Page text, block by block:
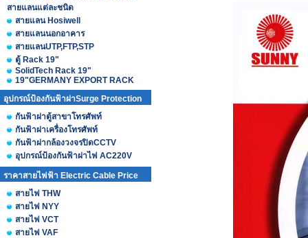
สายแลนแต่ละชนิด
สายแลน Hosiwell
สายแลนนอกอาคาร
สายแลนUTP,FTP,STP
ตู้ Rack 19"
SolidTech Rack 19"
19"GERMANY EXPORT RACK
อุปกรณ์ป้องกันฟ้าผ่าSurge Protection
กันฟ้าผ่าตู้สาขาโทรศัพท์
กันฟ้าผ่าเครื่องโทรศัพท์
กันฟ้าผ่ากล้องวงจรปิดCCTV
อุปกรณ์ป้องกันฟ้าผ่าไฟ AC220V
ราคาสายไฟฟ้า Electric Cable Price
สายไฟ THW
สายไฟ NYY
สายไฟ VCT
สายไฟ VAF